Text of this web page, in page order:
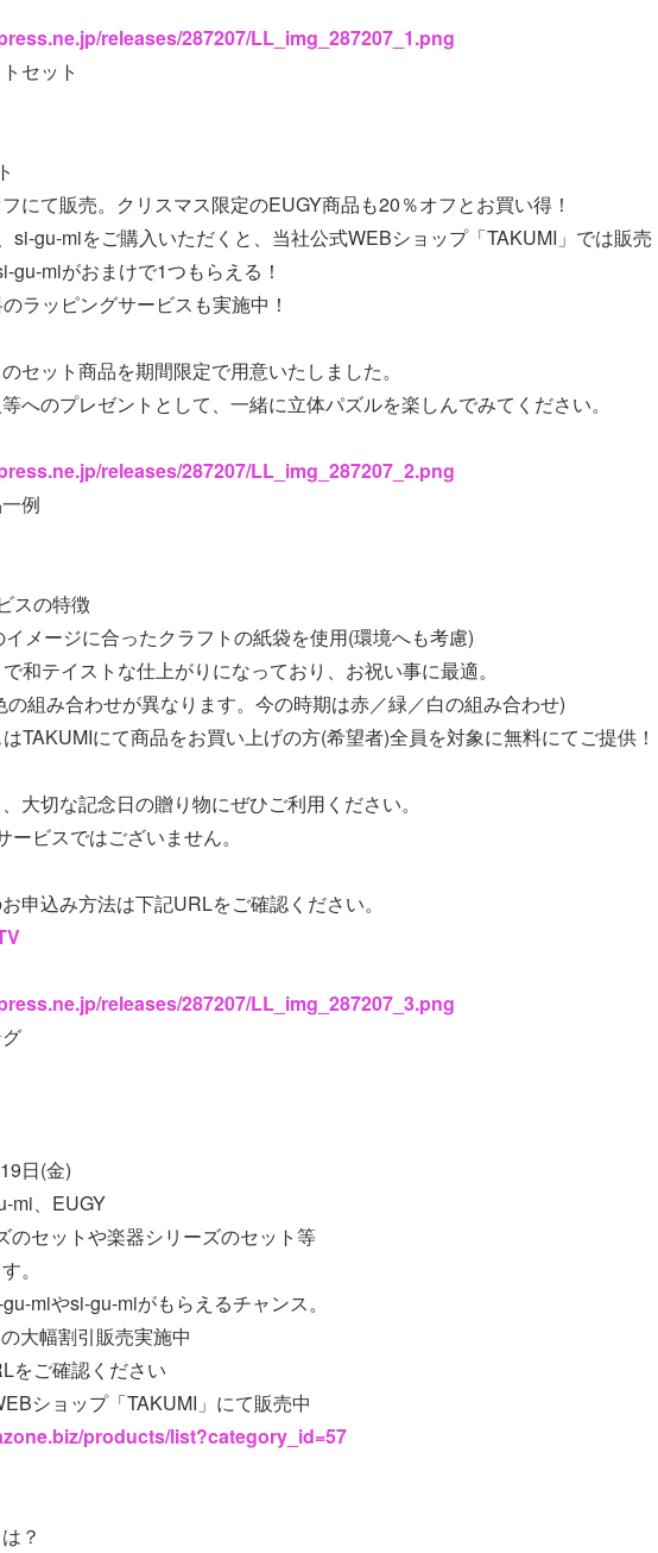
releases/287207/LL_img_287207_1.png
セット
にて販売。クリスマス限定のEUGY商品も20％オフとお買い得！
si-gu-miをご購入いただくと、当社公式WEBショップ「TAKUMI」では販売
gu-miがおまけで1つもらえる！
ラッピングサービスも実施中！
セット商品を期間限定で用意いたしました。
へのプレゼントとして、一緒に立体パズルを楽しんでみてください。
releases/287207/LL_img_287207_2.png
例
スの特徴
メージに合ったクラフトの紙袋を使用(環境へも考慮)
和テイストな仕上がりになっており、お祝い事に最適。
組み合わせが異なります。今の時期は赤／緑／白の組み合わせ)
TAKUMIにて商品をお買い上げの方(希望者)全員を対象に無料にてご提供！
大切な記念日の贈り物にぜひご利用ください。
ビスではございません。
申込み方法は下記URLをご確認ください。
releases/287207/LL_img_287207_3.png
日(金)
mi、EUGY
のセットや楽器シリーズのセット等
。
miやsi-gu-miがもらえるチャンス。
大幅割引販売実施中
をご確認ください
ショップ「TAKUMI」にて販売中
products/list?category_id=57
？